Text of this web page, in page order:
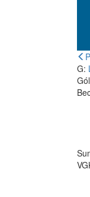
G: